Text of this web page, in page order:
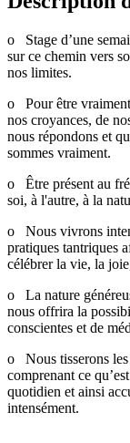
o Stage d’une
sur ce chemin vers
nos limites.
o Pour être
nos croyances, de
nous répondons et
sommes vraiment.
o Être présent au
soi, à l'autre, à la
o Nous vivrons
pratiques tantriques
célébrer la vie, la
o La nature
nous offrira la
conscientes et de
o Nous tisserons les
comprenant ce
quotidien et ainsi
intensément.